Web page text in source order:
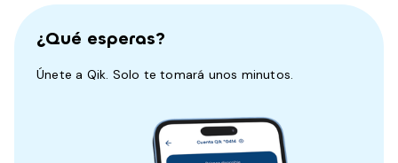
¿Qué esperas?
Únete a Qik. Solo te tomará unos minutos.